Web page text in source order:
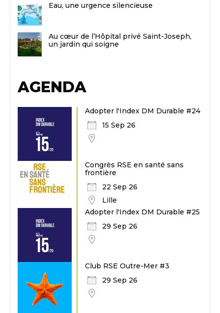
Eau, une urgence silencieuse
Au cœur de l’Hôpital privé Saint-Joseph,
un jardin qui soigne
AGENDA
Adopter l'Index DM Durable #24
15 Sep 26
Congrès RSE en santé sans
frontière
22 Sep 26
Lille
Adopter l'Index DM Durable #25
29 Sep 26
Club RSE Outre-Mer #3
29 Sep 26